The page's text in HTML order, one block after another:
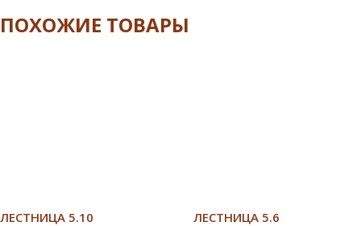
ПОХОЖИЕ ТОВАРЫ
ЛЕСТНИЦА 5.10 ЛЕСТНИЦА 5.6